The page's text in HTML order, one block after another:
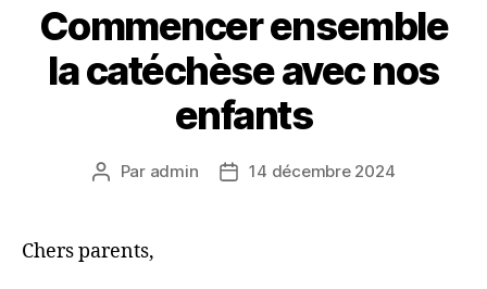
Commencer ensemble
la catéchèse avec nos
enfants
Auteur
Par admin
Date14 décembre 2024
Chers parents,